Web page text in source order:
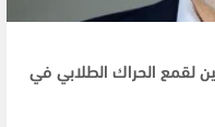
لقمع الحراك الطلابي في